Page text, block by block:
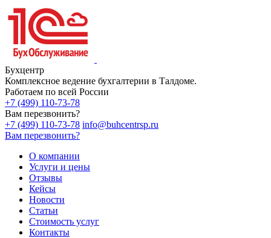
Бухцентр
Комплексное ведение бухгалтерии в Талдоме.
Работаем по всей России
+7 (499) 110-73-78
Вам перезвонить?
+7 (499) 110-73-78 info@buhcentrsp.ru
Вам перезвонить?
О компании
Услуги и цены
Отзывы
Кейсы
Новости
Статьи
Стоимость услуг
Контакты